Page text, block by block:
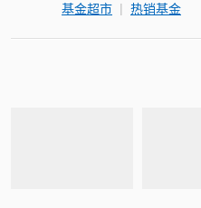
基金超市 | 热销基金